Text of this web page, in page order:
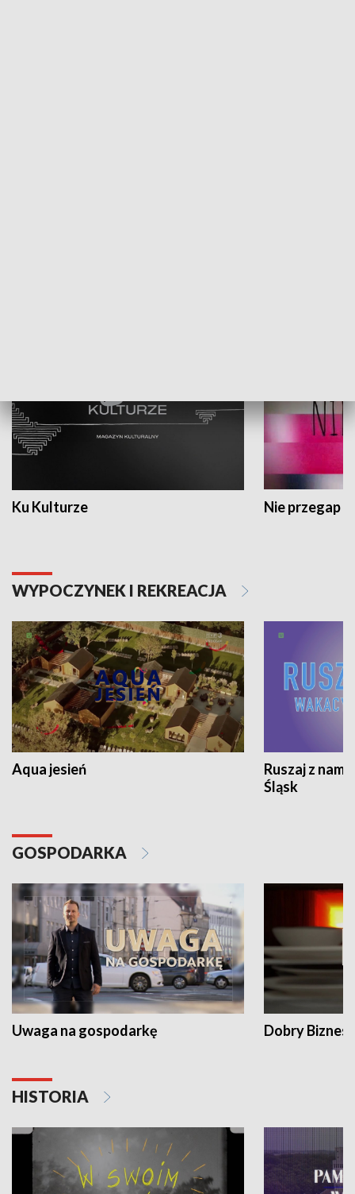
Ku Kulturze Nie przegap
WYPOCZYNEK I REKREACJA
Aqua jesień
Ruszaj z
Śląsk
GOSPODARKA
Uwaga na gospodarkę Dobry Biznes
HISTORIA